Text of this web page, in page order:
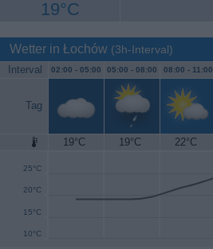
19°C
Wetter in Łochów (3h-Interval)
Interval 02:00 - 05:00 05:00 - 08:00 08:00 - 11:00
Tag
19°C 19°C 22°C
10°C
15°C
20°C
25°C
30°C